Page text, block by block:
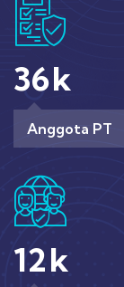
36k
Anggota PT
12k